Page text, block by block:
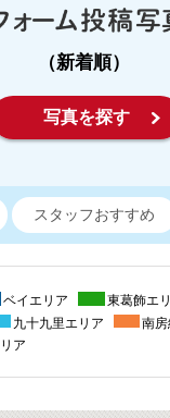
（新着順）
写真を探す
スタッフおすすめ
ベイエリア
東葛飾エ
九十九里エリア
南
ア